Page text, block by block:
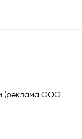
(реклама ООО